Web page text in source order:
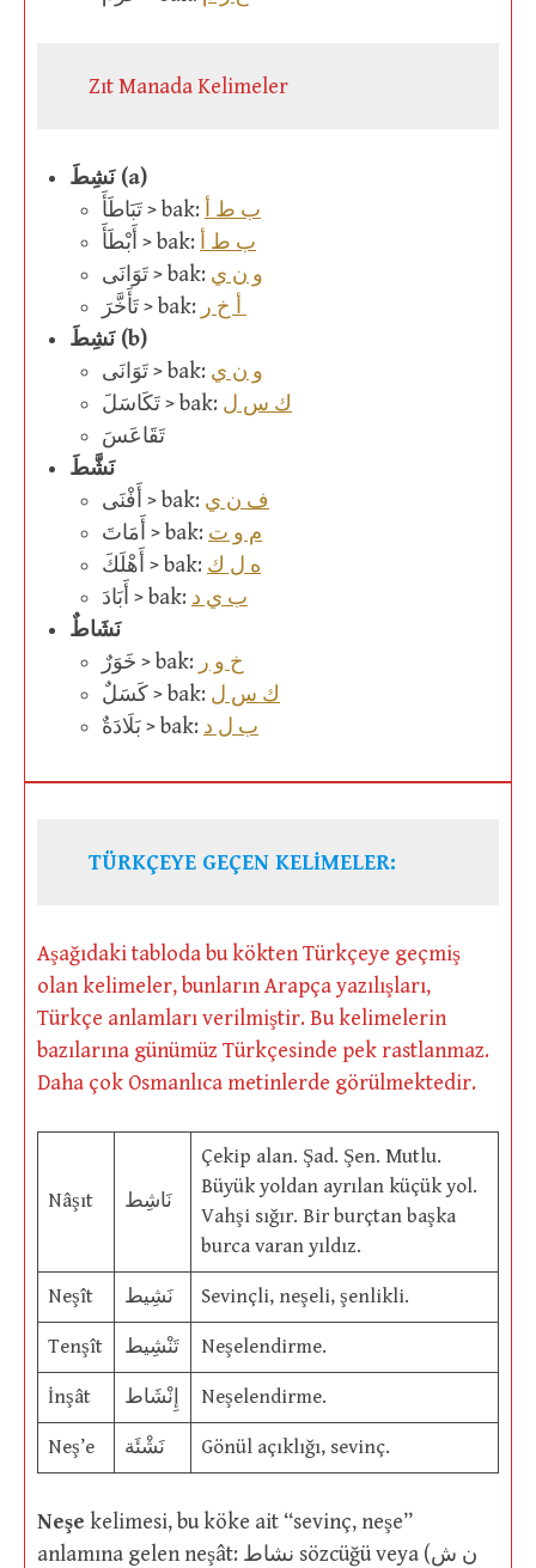
Zıt Manada Kelimeler
نَشِطَ (a)
تَبَاطَأَ > bak:
ب ط أ
أَبْطَأَ > bak:
ب ط أ
تَوَانَى > bak: و ن ي
تَأَخَّرَ > bak:
نَشِطَ (b)
تَوَانَى > bak: و ن ي
تَكَاسَلَ > bak: ك س ل
تَقَاعَسَ
نَشَّطَ
أَفْنَى > bak: ف ن ي
أَمَاتَ > bak: م و ت
أَهْلَكَ > bak: ه ل ك
أَبَادَ > bak: ب ي د
نَشَاطٌ
خَوَرٌ > bak: خ و ر
كَسَلٌ > bak: ك س ل
بَلَادَةٌ > bak: ب ل د
TÜRKÇEYE GEÇEN KELİMELER:
Aşağıdaki tabloda bu kökten Türkçeye geçmiş
olan kelimeler, bunların Arapça yazılışları,
Türkçe anlamları verilmiştir. Bu kelimelerin
bazılarına günümüz Türkçesinde pek rastlanmaz.
Daha çok Osmanlıca metinlerde görülmektedir.
Nâşıt نَاشِط
Çekip alan. Şad. Şen. Mutlu.
Büyük yoldan ayrılan küçük yol.
Vahşi sığır. Bir burçtan başka
burca varan yıldız.
Neşît نَشِيط Sevinçli, neşeli, şenlikli.
Tenşît تَنْشِيط Neşelendirme.
İnşât إِنْشَاط Neşelendirme.
Neş’e نَشْئَة Gönül açıklığı, sevinç.
Neşe kelimesi, bu köke ait “sevinç, neşe”
anlamına gelen neşât: نشاط sözcüğü veya (ن ش